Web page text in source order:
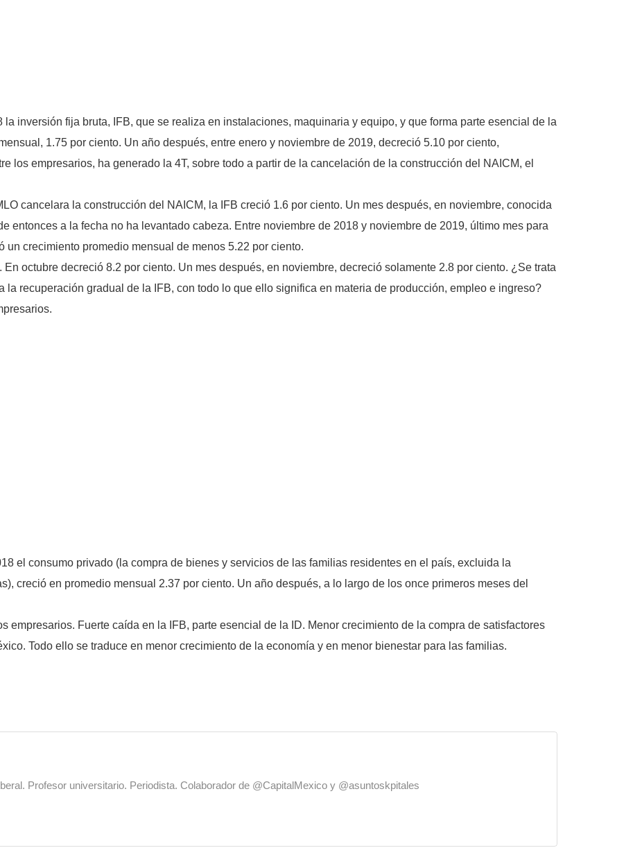
inversión fija bruta, IFB, que se realiza en instalaciones, maquinaria y equipo, y que forma parte esencial de la
1.75 por ciento. Un año después, entre enero y noviembre de 2019, decreció 5.10 por ciento,
los empresarios, ha generado la 4T, sobre todo a partir de la cancelación de la construcción del NAICM, el
cancelara la construcción del NAICM, la IFB creció 1.6 por ciento. Un mes después, en noviembre, conocida
entonces a la fecha no ha levantado cabeza. Entre noviembre de 2018 y noviembre de 2019, último mes para
un crecimiento promedio mensual de menos 5.22 por ciento.
En octubre decreció 8.2 por ciento. Un mes después, en noviembre, decreció solamente 2.8 por ciento. ¿Se trata
recuperación gradual de la IFB, con todo lo que ello significa en materia de producción, empleo e ingreso?
el consumo privado (la compra de bienes y servicios de las familias residentes en el país, excluida la
creció en promedio mensual 2.37 por ciento. Un año después, a lo largo de los once primeros meses del
empresarios. Fuerte caída en la IFB, parte esencial de la ID. Menor crecimiento de la compra de satisfactores
Todo ello se traduce en menor crecimiento de la economía y en menor bienestar para las familias.
Profesor universitario. Periodista. Colaborador de @CapitalMexico y @asuntoskpitales